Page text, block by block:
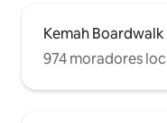
Kemah Boardwalk
974 moradores